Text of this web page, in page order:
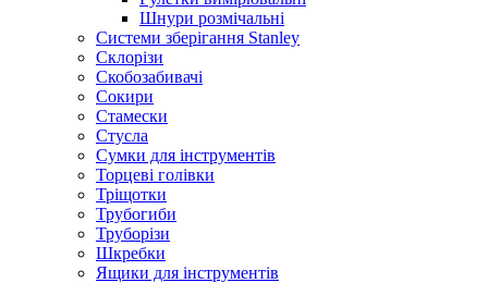
Шнури розмічальні
Системи зберігання Stanley
Склорізи
Скобозабивачі
Сокири
Стамески
Стусла
Сумки для інструментів
Торцеві голівки
Тріщотки
Трубогиби
Труборізи
Шкребки
Ящики для інструментів